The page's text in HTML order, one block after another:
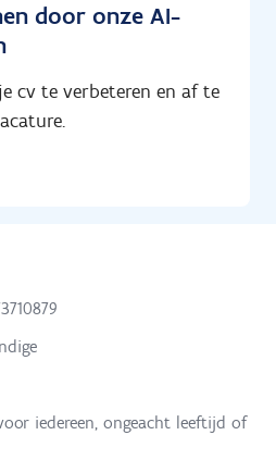
door onze AI-
cv te verbeteren en af te
iedereen, ongeacht leeftijd of